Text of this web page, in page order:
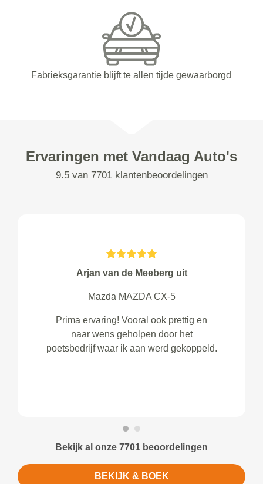
Fabrieksgarantie blijft te allen tijde gewaarborgd
Ervaringen met Vandaag Auto's
9.5 van 7701 klantenbeoordelingen
Arjan van de Meeberg uit
Mazda MAZDA CX-5
Prima ervaring! Vooral ook prettig en
naar wens geholpen door het
poetsbedrijf waar ik aan werd gekoppeld.
Bekijk al onze 7701 beoordelingen
BEKIJK & BOEK